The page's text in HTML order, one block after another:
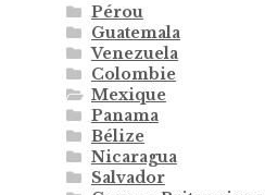
Pérou
Guatemala
Venezuela
Colombie
Mexique
Panama
Bélize
Nicaragua
Salvador